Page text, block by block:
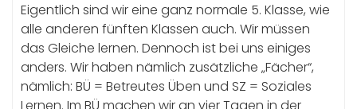
Eigentlich sind wir eine ganz normale 5. Klasse, wie
alle anderen fünften Klassen auch. Wir müssen
das Gleiche lernen. Dennoch ist bei uns einiges
anders. Wir haben nämlich zusätzliche „Fächer“,
nämlich: BÜ = Betreutes Üben und SZ = Soziales